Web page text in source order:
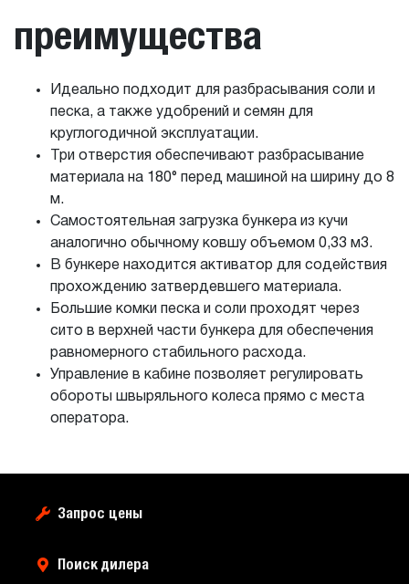
преимущества
Идеально подходит для разбрасывания соли и
песка, а также удобрений и семян для
круглогодичной эксплуатации.
Три отверстия обеспечивают разбрасывание
материала на 180° перед машиной на ширину до 8
м.
Самостоятельная загрузка бункера из кучи
аналогично обычному ковшу объемом 0,33 м3.
В бункере находится активатор для содействия
прохождению затвердевшего материала.
Большие комки песка и соли проходят через
сито в верхней части бункера для обеспечения
равномерного стабильного расхода.
Управление в кабине позволяет регулировать
обороты швыряльного колеса прямо с места
оператора.
Запрос цены
Поиск дилера